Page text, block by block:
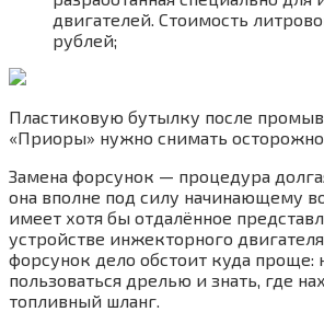
двигателей. Стоимость
рублей;
Пластиковую бутылку после
«Приоры» нужно снимать осторожно
Замена форсунок — процедура
она вполне под силу начинающему
имеет хотя бы отдалённое
устройстве инжекторного
форсунок дело обстоит куда
пользоваться дрелью и знать, где
топливный шланг.